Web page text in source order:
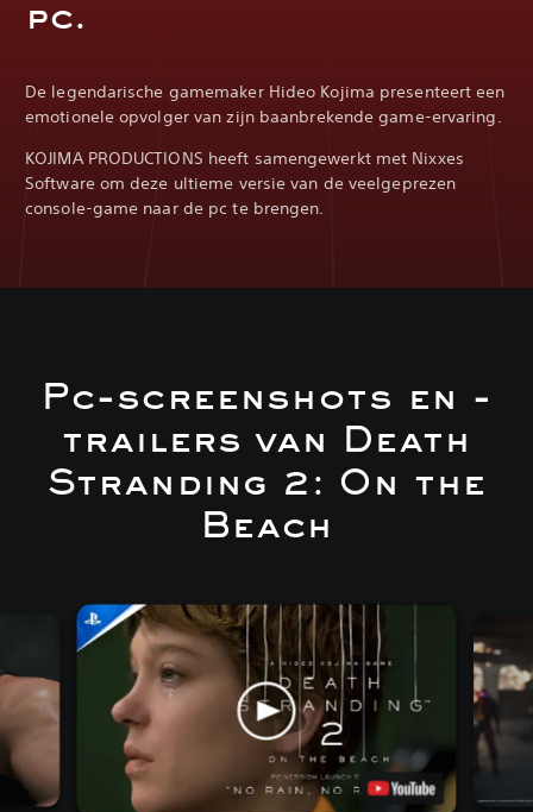
pc.‎
De legendarische gamemaker Hideo Kojima presenteert een
emotionele opvolger van zijn baanbrekende game-ervaring.
KOJIMA PRODUCTIONS heeft samengewerkt met Nixxes
Software om deze ultieme versie van de veelgeprezen
console-game naar de pc te brengen.‎
Pc-screenshots en -
trailers van Death
Stranding 2: On the
Beach